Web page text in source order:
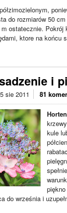
do rozmiarów 50
ostatecznie. Pokrój
ktore na końcu
i
sie 2011 81
kule
do września i